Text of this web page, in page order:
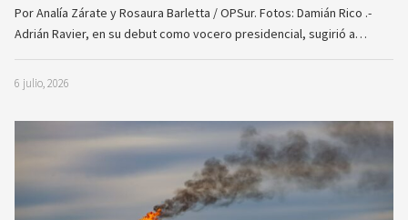
Por Analía Zárate y Rosaura Barletta / OPSur. Fotos: Damián Rico .-
Adrián Ravier, en su debut como vocero presidencial, sugirió a…
6 julio, 2026